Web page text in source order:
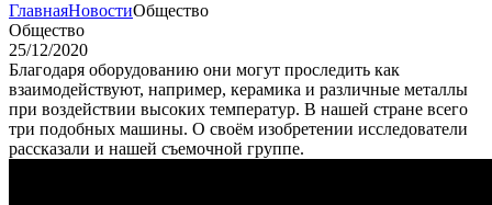
ГлавнаяНовостиОбщество
Общество
25/12/2020
Благодаря оборудованию они могут проследить как
взаимодействуют, например, керамика и различные металлы
при воздействии высоких температур. В нашей стране всего
три подобных машины. О своём изобретении исследователи
рассказали и нашей съемочной группе.